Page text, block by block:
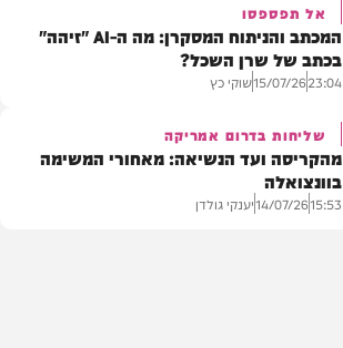
אל תפספסו
המכתב והניתוח המסקרן: מה ה-AI "זיהה"
בכתב של שרן השכל?
23:04
15/07/26שוקי כץ
שליחות בדרום אמריקה
מהקריסה ועד הנשיאה: מאחורי המשימה
בוונצואלה
15:53
14/07/26יענקי גולדן